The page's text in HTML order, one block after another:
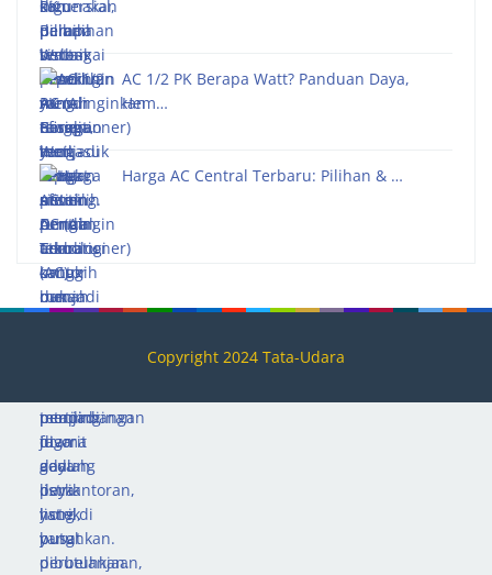
AC 1/2 PK Berapa Watt? Panduan Daya,
Hem…
Harga AC Central Terbaru: Pilihan & …
Copyright 2024 Tata-Udara